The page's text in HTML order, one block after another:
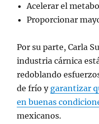
Acelerar el
Proporcionar
Por su parte, Carla
industria cárnica
redoblando
de frío y garantizar
en buenas
mexicanos.